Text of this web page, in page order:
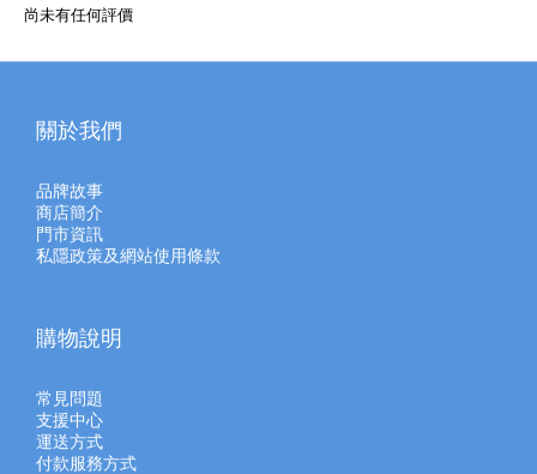
尚未有任何評價
關於我們
品牌故事
商店簡介
門市資訊
私隱政策及網站使用條款
購物說明
常見問題
支援中心
運送方式
付款服務方式